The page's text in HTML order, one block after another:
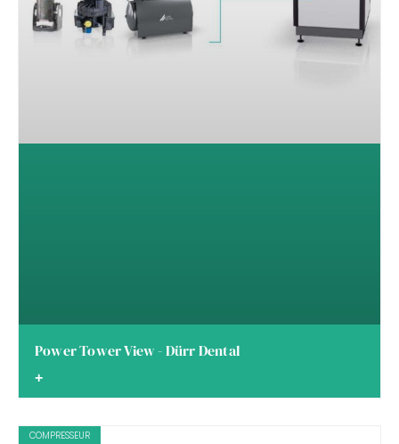
Power Tower View - Dürr Dental
+
COMPRESSEUR